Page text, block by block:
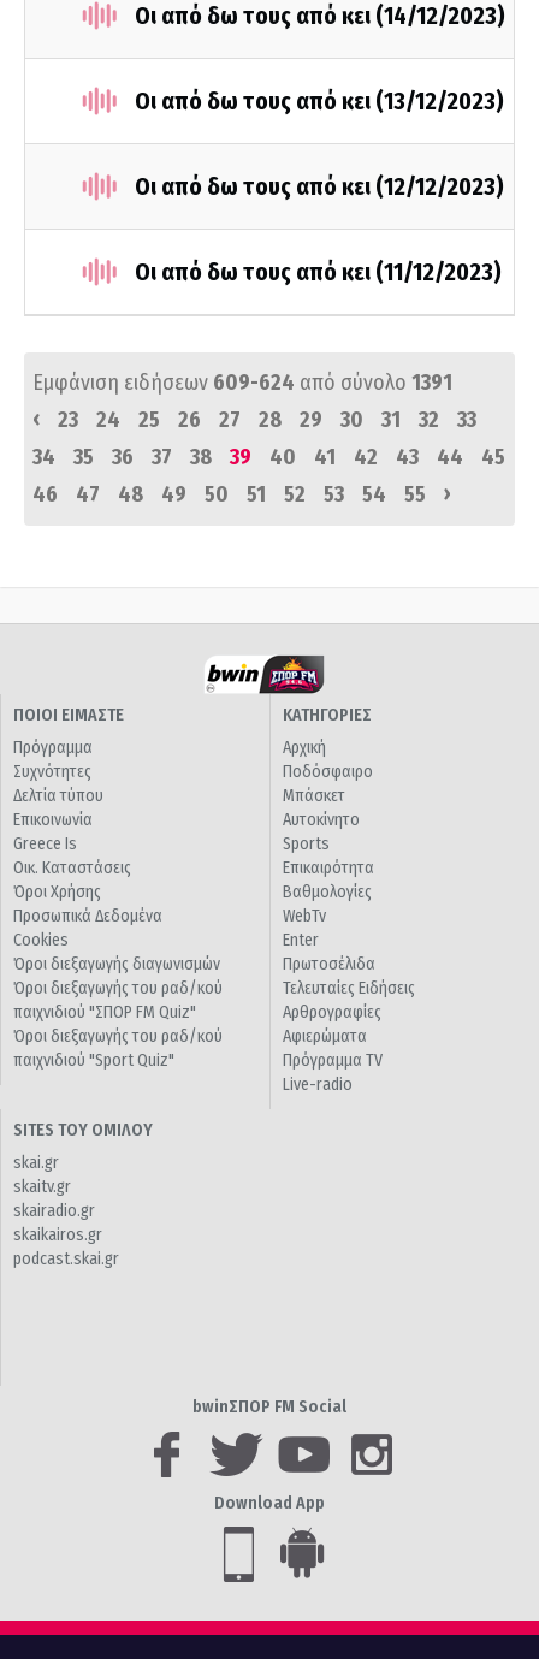
Οι από δω τους από κει (14/12/2023)
Οι από δω τους από κει (13/12/2023)
Οι από δω τους από κει (12/12/2023)
Οι από δω τους από κει (11/12/2023)
Εμφάνιση ειδήσεων 609-624 από σύνολο 1391
‹
23 24 25 26 27 28 29 30 31 32
33
34
35 36 37 38 39 40 41 42 43 44
45
46
47 48 49 50 51 52 53 54 55 ›
ΠΟΙΟΙ ΕΙΜΑΣΤΕ
Πρόγραμμα
Συχνότητες
Δελτία τύπου
Επικοινωνία
Greece Is
Οικ. Καταστάσεις
Όροι Χρήσης
Προσωπικά Δεδομένα
Cookies
Όροι διεξαγωγής διαγωνισμών
Όροι διεξαγωγής του ραδ/κού
παιχνιδιού "ΣΠΟΡ FM Quiz"
Όροι διεξαγωγής του ραδ/κού
παιχνιδιού "Sport Quiz"
ΚΑΤΗΓΟΡΙΕΣ
Αρχική
Ποδόσφαιρο
Μπάσκετ
Αυτοκίνητο
Sports
Επικαιρότητα
Βαθμολογίες
WebTv
Enter
Πρωτοσέλιδα
Τελευταίες Ειδήσεις
Αρθρογραφίες
Αφιερώματα
Πρόγραμμα TV
Live-radio
SITES ΤΟΥ ΟΜΙΛΟΥ
skai.gr
skaitv.gr
skairadio.gr
skaikairos.gr
podcast.skai.gr
bwinΣΠΟΡ FM Social
Download App